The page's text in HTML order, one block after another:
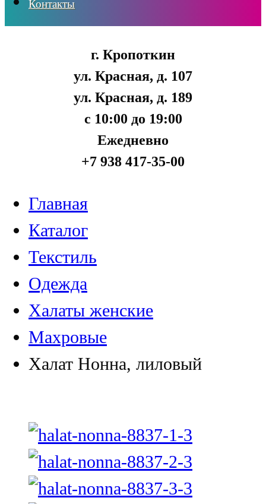
Контакты
г. Кропоткин
ул. Красная, д. 107
ул. Красная, д. 189
с 10:00 до 19:00
Ежедневно
+7 938 417-35-00
Главная
Каталог
Текстиль
Одежда
Халаты женские
Махровые
Халат Нонна, лиловый